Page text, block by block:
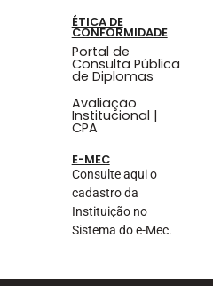
ÉTICA DE
CONFORMIDADE
Portal de
Consulta Pública
de Diplomas
Avaliação
Institucional |
CPA
E-MEC
Consulte aqui o
cadastro da
Instituição no
Sistema do e-Mec.